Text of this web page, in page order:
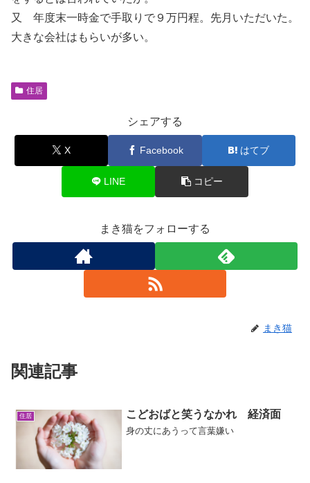
又 年度末一時金で手取りで９万円程。先月いただいた。
大きな会社はもらいが多い。
住居
シェアする
X Facebook はてブ
LINE コピー
まき猫をフォローする
まき猫
関連記事
住居 こどおばと笑うなかれ 経済面
身の丈にあうって言葉嫌い